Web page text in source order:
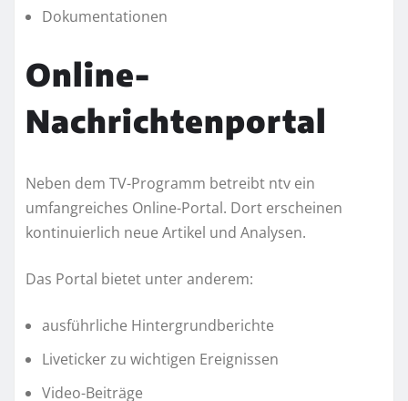
Dokumentationen
Online-
Nachrichtenportal
Neben dem TV-Programm betreibt ntv ein
umfangreiches Online-Portal. Dort erscheinen
kontinuierlich neue Artikel und Analysen.
Das Portal bietet unter anderem:
ausführliche Hintergrundberichte
Liveticker zu wichtigen Ereignissen
Video-Beiträge